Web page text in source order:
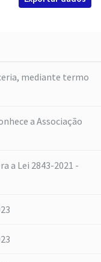
mediante termo
a Associação
a Lei 2843-2021 -